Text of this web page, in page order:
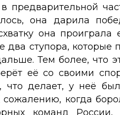
она дарила
она
ступора, которые
Тем более, что
её со своими
делает, у неё
когда
команд